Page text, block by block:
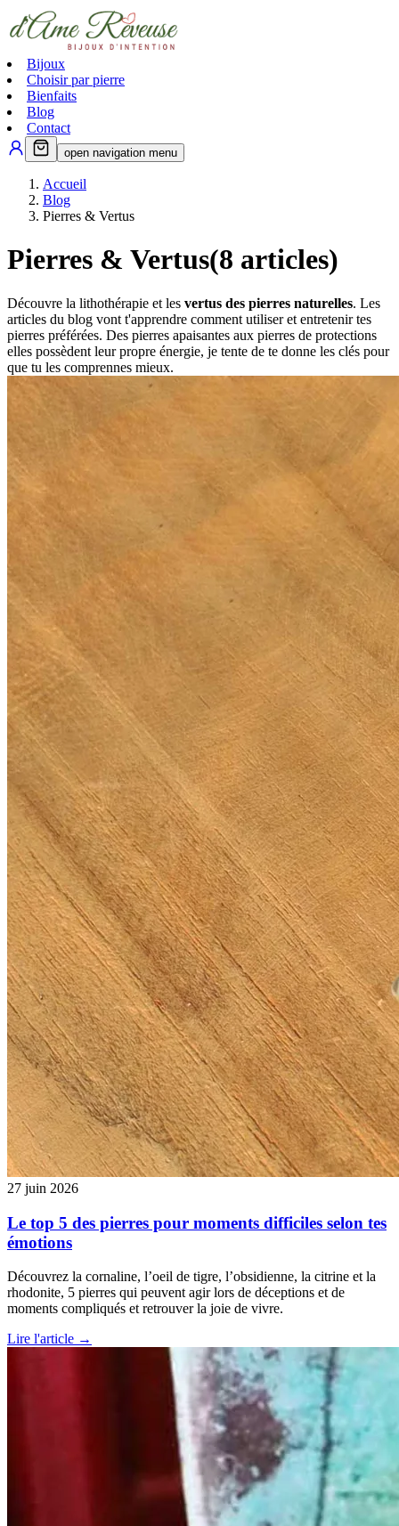
Bijoux
Choisir par pierre
Bienfaits
Blog
Contact
open navigation menu
Accueil
Blog
Pierres & Vertus
Pierres & Vertus(8 articles)
Découvre la lithothérapie et les vertus des pierres naturelles. Les
articles du blog vont t'apprendre comment utiliser et entretenir tes
pierres préférées. Des pierres apaisantes aux pierres de protections
elles possèdent leur propre énergie, je tente de te donne les clés pour
que tu les comprennes mieux.
27 juin 2026
Le top 5 des pierres pour moments difficiles selon tes
émotions
Découvrez la cornaline, l’oeil de tigre, l’obsidienne, la citrine et la
rhodonite, 5 pierres qui peuvent agir lors de déceptions et de
moments compliqués et retrouver la joie de vivre.
Lire l'article →